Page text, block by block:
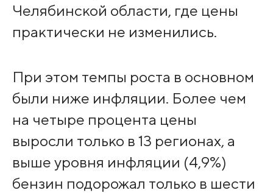
Челябинской области, где цены
практически не изменились.
При этом темпы роста в основном
были ниже инфляции. Более чем
на четыре процента цены
выросли только в 13 регионах, а
выше уровня инфляции (4,9%)
бензин подорожал только в шести